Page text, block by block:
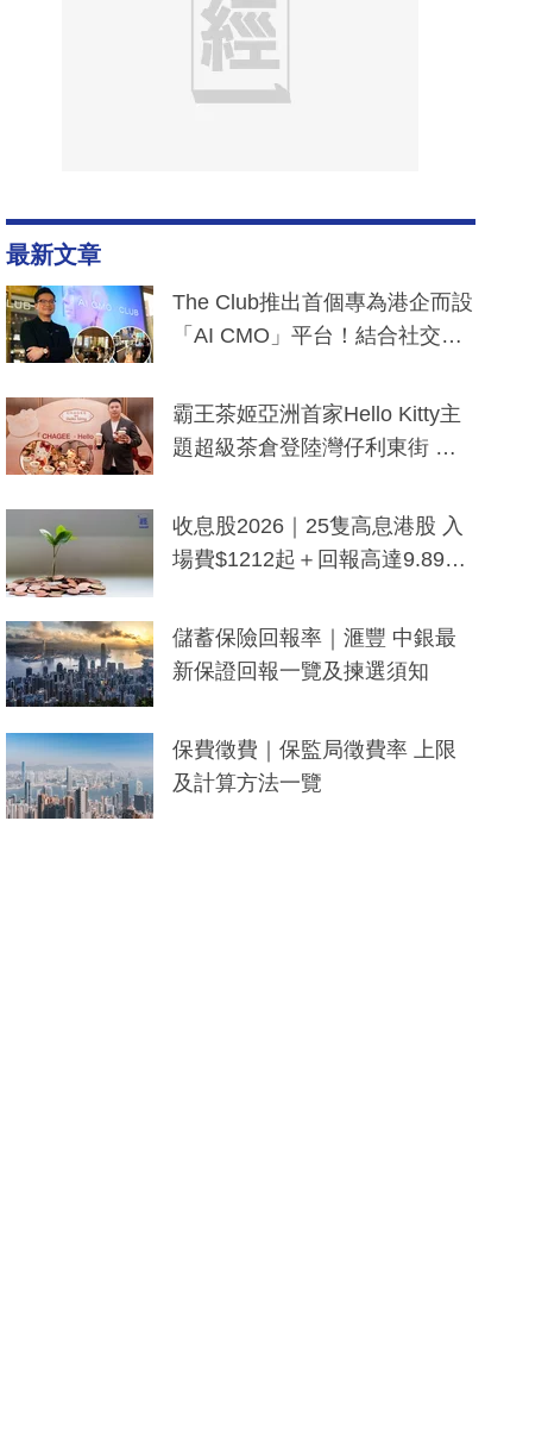
最新文章
The Club推出首個專為港企而設
「AI CMO」平台！結合社交聆
分鐘生成「貼地」宣傳短片
霸王茶姬亞洲首家Hello Kitty主
題超級茶倉登陸灣仔利東街 推
y及香港限定特調系列
收息股2026｜25隻高息港股 入
場費$1212起＋回報高達9.89
儲蓄保險回報率｜滙豐 中銀最
新保證回報一覽及揀選須知
保費徵費｜保監局徵費率 上限
及計算方法一覽